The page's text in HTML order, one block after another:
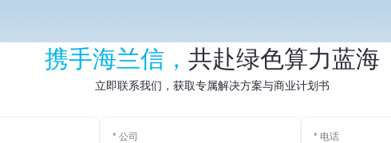
携手海兰信， 共赴绿色算力蓝海
立即联系我们，获取专属解决方案与商业计划书